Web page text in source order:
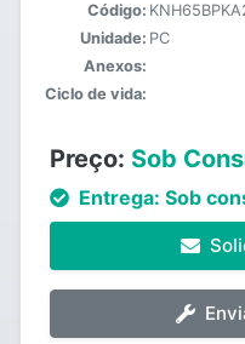
Código:
Unidade: PC
Anexos:
Ciclo de vida:
Preço: Sob
Entrega: Sob